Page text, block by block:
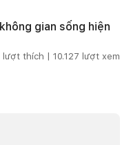
gian sống hiện
lượt thích | 10.127 lượt xem